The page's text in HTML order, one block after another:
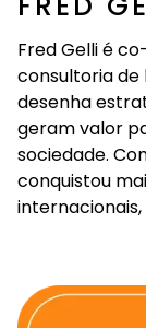
Fred Gelli é
consultoria de
desenha
geram valor
sociedade.
conquistou
internacionais,